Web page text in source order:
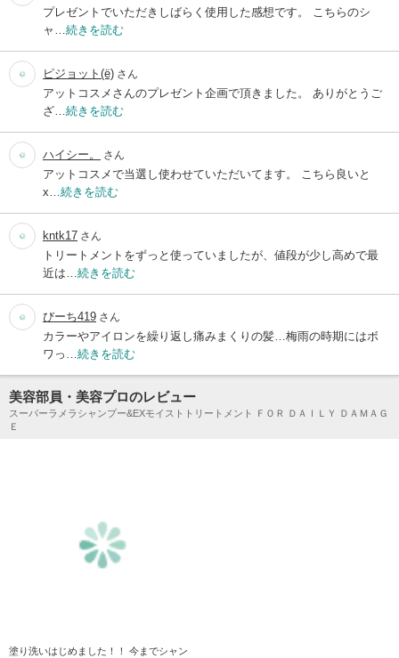
プレゼントでいただきしばらく使用した感想です。 こちらのシ
ャ… 続きを読む
ピジョット(ё) さん
アットコスメさんのプレゼント企画で頂きました。 ありがとうご
ざ… 続きを読む
ハイシー。 さん
アットコスメで当選し使わせていただいてます。 こちら良いと
x… 続きを読む
kntk17 さん
トリートメントをずっと使っていましたが、値段が少し高めで最
近は… 続きを読む
びーち419 さん
カラーやアイロンを繰り返し痛みまくりの髪…梅雨の時期にはボ
ワっ… 続きを読む
美容部員・美容プロのレビュー
スーパーラメラシャンプー&EXモイストトリートメント ＦＯＲ ＤＡＩＬＹ ＤＡＭＡＧ
Ｅ
塗り洗いはじめました！！ 今までシャン